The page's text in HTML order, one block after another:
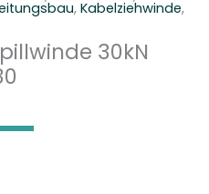
, Kabelziehwinde,
30kN